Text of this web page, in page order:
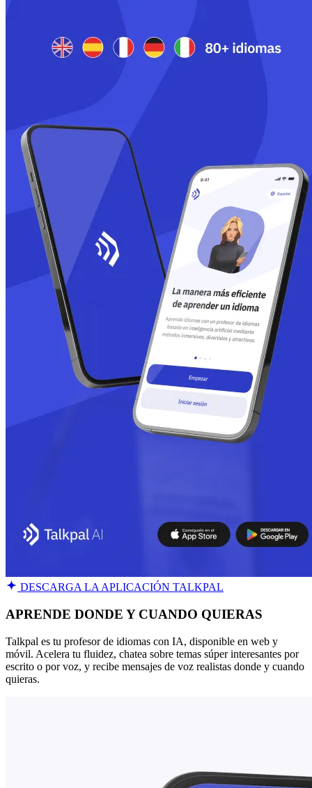
DESCARGA LA APLICACIÓN TALKPAL
APRENDE DONDE Y CUANDO QUIERAS
Talkpal es tu profesor de idiomas con IA, disponible en web y
móvil. Acelera tu fluidez, chatea sobre temas súper interesantes por
escrito o por voz, y recibe mensajes de voz realistas donde y cuando
quieras.